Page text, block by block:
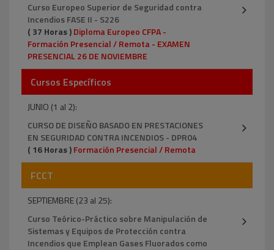
Curso Europeo Superior de Seguridad contra
Incendios FASE II - S226
( 37 Horas )Diploma Europeo CFPA -
Formación Presencial / Remota - EXAMEN
PRESENCIAL 26 DE NOVIEMBRE
Cursos Específicos
JUNIO (1 al 2):
CURSO DE DISEÑO BASADO EN PRESTACIONES
EN SEGURIDAD CONTRA INCENDIOS - DPR04
( 16 Horas )Formación Presencial / Remota
FCCT
SEPTIEMBRE (23 al 25):
Curso Teórico-Práctico sobre Manipulación de
Sistemas y Equipos de Protección contra
Incendios que Emplean Gases Fluorados como